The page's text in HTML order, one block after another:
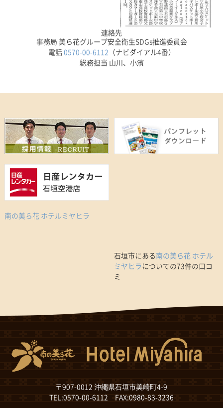
連絡先
事務局 美ら花グループ安全衛生SDGs推進委員会
電話0570-00-6112 （ナビダイアル4番）
総務担当 山川、小濱
南の美ら花 ホテルミヤヒラ
石垣市にある南の美ら花 ホテル
ミヤヒラについての73件の口コ
ミ
〒907-0012 沖縄県石垣市美崎町4-9
TEL:0570-00-6112 FAX:0980-83-3236